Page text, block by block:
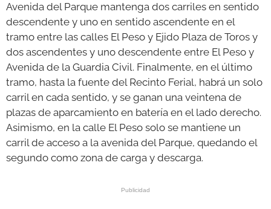
Avenida del Parque mantenga dos carriles en sentido
descendente y uno en sentido ascendente en el
tramo entre las calles El Peso y Ejido Plaza de Toros y
dos ascendentes y uno descendente entre El Peso y
Avenida de la Guardia Civil. Finalmente, en el último
tramo, hasta la fuente del Recinto Ferial, habrá un solo
carril en cada sentido, y se ganan una veintena de
plazas de aparcamiento en batería en el lado derecho.
Asimismo, en la calle El Peso solo se mantiene un
carril de acceso a la avenida del Parque, quedando el
segundo como zona de carga y descarga.